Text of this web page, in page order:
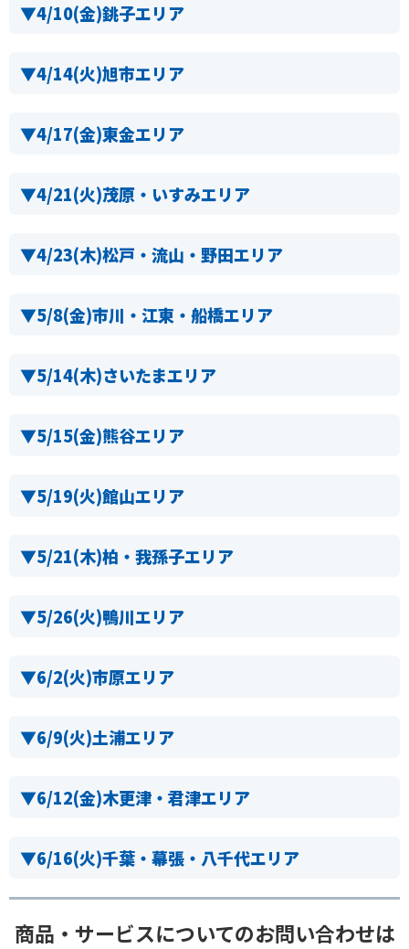
▼4/10(金)銚子エリア
▼4/14(火)旭市エリア
▼4/17(金)東金エリア
▼4/21(火)茂原・いすみエリア
▼4/23(木)松戸・流山・野田エリア
▼5/8(金)市川・江東・船橋エリア
▼5/14(木)さいたまエリア
▼5/15(金)熊谷エリア
▼5/19(火)館山エリア
▼5/21(木)柏・我孫子エリア
▼5/26(火)鴨川エリア
▼6/2(火)市原エリア
▼6/9(火)土浦エリア
▼6/12(金)木更津・君津エリア
▼6/16(火)千葉・幕張・八千代エリア
商品・サービスについてのお問い合わせは